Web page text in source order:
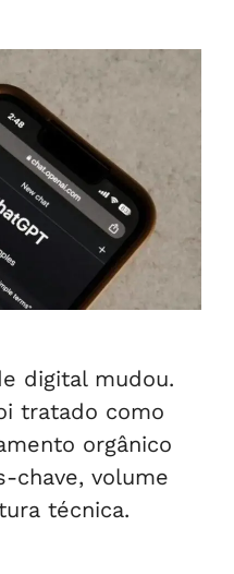
digital mudou.
tratado como
orgânico
chave, volume
técnica.